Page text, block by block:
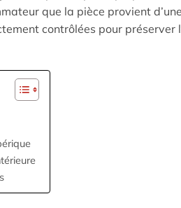
que la pièce provient
contrôlées pour